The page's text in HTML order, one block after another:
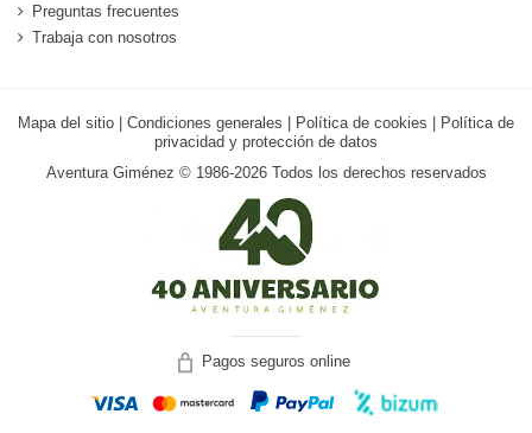
Preguntas frecuentes
Trabaja con nosotros
Mapa del sitio Condiciones generales Política de cookies
Política de
privacidad y protección de datos
Aventura Giménez © 1986-2026 Todos los derechos reservados
Pagos seguros online